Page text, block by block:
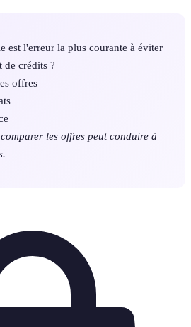
est l'erreur la plus courante à éviter
de crédits ?
offres
les offres peut conduire à